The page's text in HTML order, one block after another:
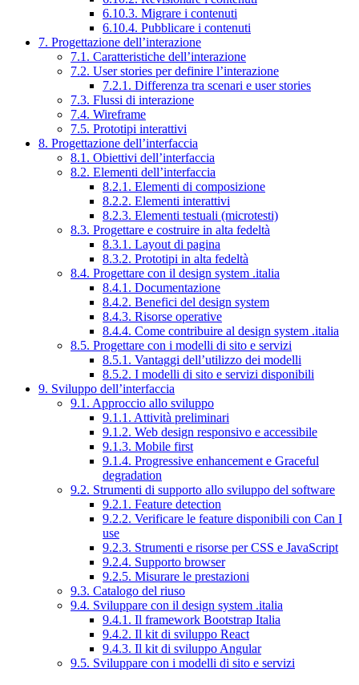
6.10.3. Migrare i contenuti
6.10.4. Pubblicare i contenuti
7. Progettazione dell’interazione
7.1. Caratteristiche dell’interazione
7.2. User stories per definire l’interazione
7.2.1. Differenza tra scenari e user stories
7.3. Flussi di interazione
7.4. Wireframe
7.5. Prototipi interattivi
8. Progettazione dell’interfaccia
8.1. Obiettivi dell’interfaccia
8.2. Elementi dell’interfaccia
8.2.1. Elementi di composizione
8.2.2. Elementi interattivi
8.2.3. Elementi testuali (microtesti)
8.3. Progettare e costruire in alta fedeltà
8.3.1. Layout di pagina
8.3.2. Prototipi in alta fedeltà
8.4. Progettare con il design system .italia
8.4.1. Documentazione
8.4.2. Benefici del design system
8.4.3. Risorse operative
8.4.4. Come contribuire al design system .italia
8.5. Progettare con i modelli di sito e servizi
8.5.1. Vantaggi dell’utilizzo dei modelli
8.5.2. I modelli di sito e servizi disponibili
9. Sviluppo dell’interfaccia
9.1. Approccio allo sviluppo
9.1.1. Attività preliminari
9.1.2. Web design responsivo e accessibile
9.1.3. Mobile first
9.1.4. Progressive enhancement e Graceful
degradation
9.2. Strumenti di supporto allo sviluppo del software
9.2.1. Feature detection
9.2.2. Verificare le feature disponibili con Can I
use
9.2.3. Strumenti e risorse per CSS e JavaScript
9.2.4. Supporto browser
9.2.5. Misurare le prestazioni
9.3. Catalogo del riuso
9.4. Sviluppare con il design system .italia
9.4.1. Il framework Bootstrap Italia
9.4.2. Il kit di sviluppo React
9.4.3. Il kit di sviluppo Angular
9.5. Sviluppare con i modelli di sito e servizi